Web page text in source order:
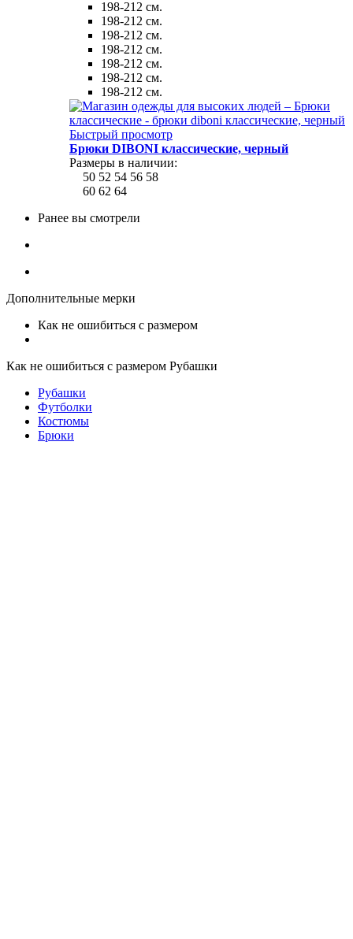
198-212 см.
198-212 см.
198-212 см.
198-212 см.
198-212 см.
198-212 см.
198-212 см.
Быстрый просмотр
Брюки DIBONI классические, черный
Размеры в наличии:
50 52 54 56 58
60 62 64
Ранее вы смотрели
Дополнительные мерки
Как не ошибиться с размером
Как не ошибиться с размером Рубашки
Рубашки
Футболки
Костюмы
Брюки